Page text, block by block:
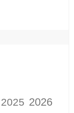
2025 2026